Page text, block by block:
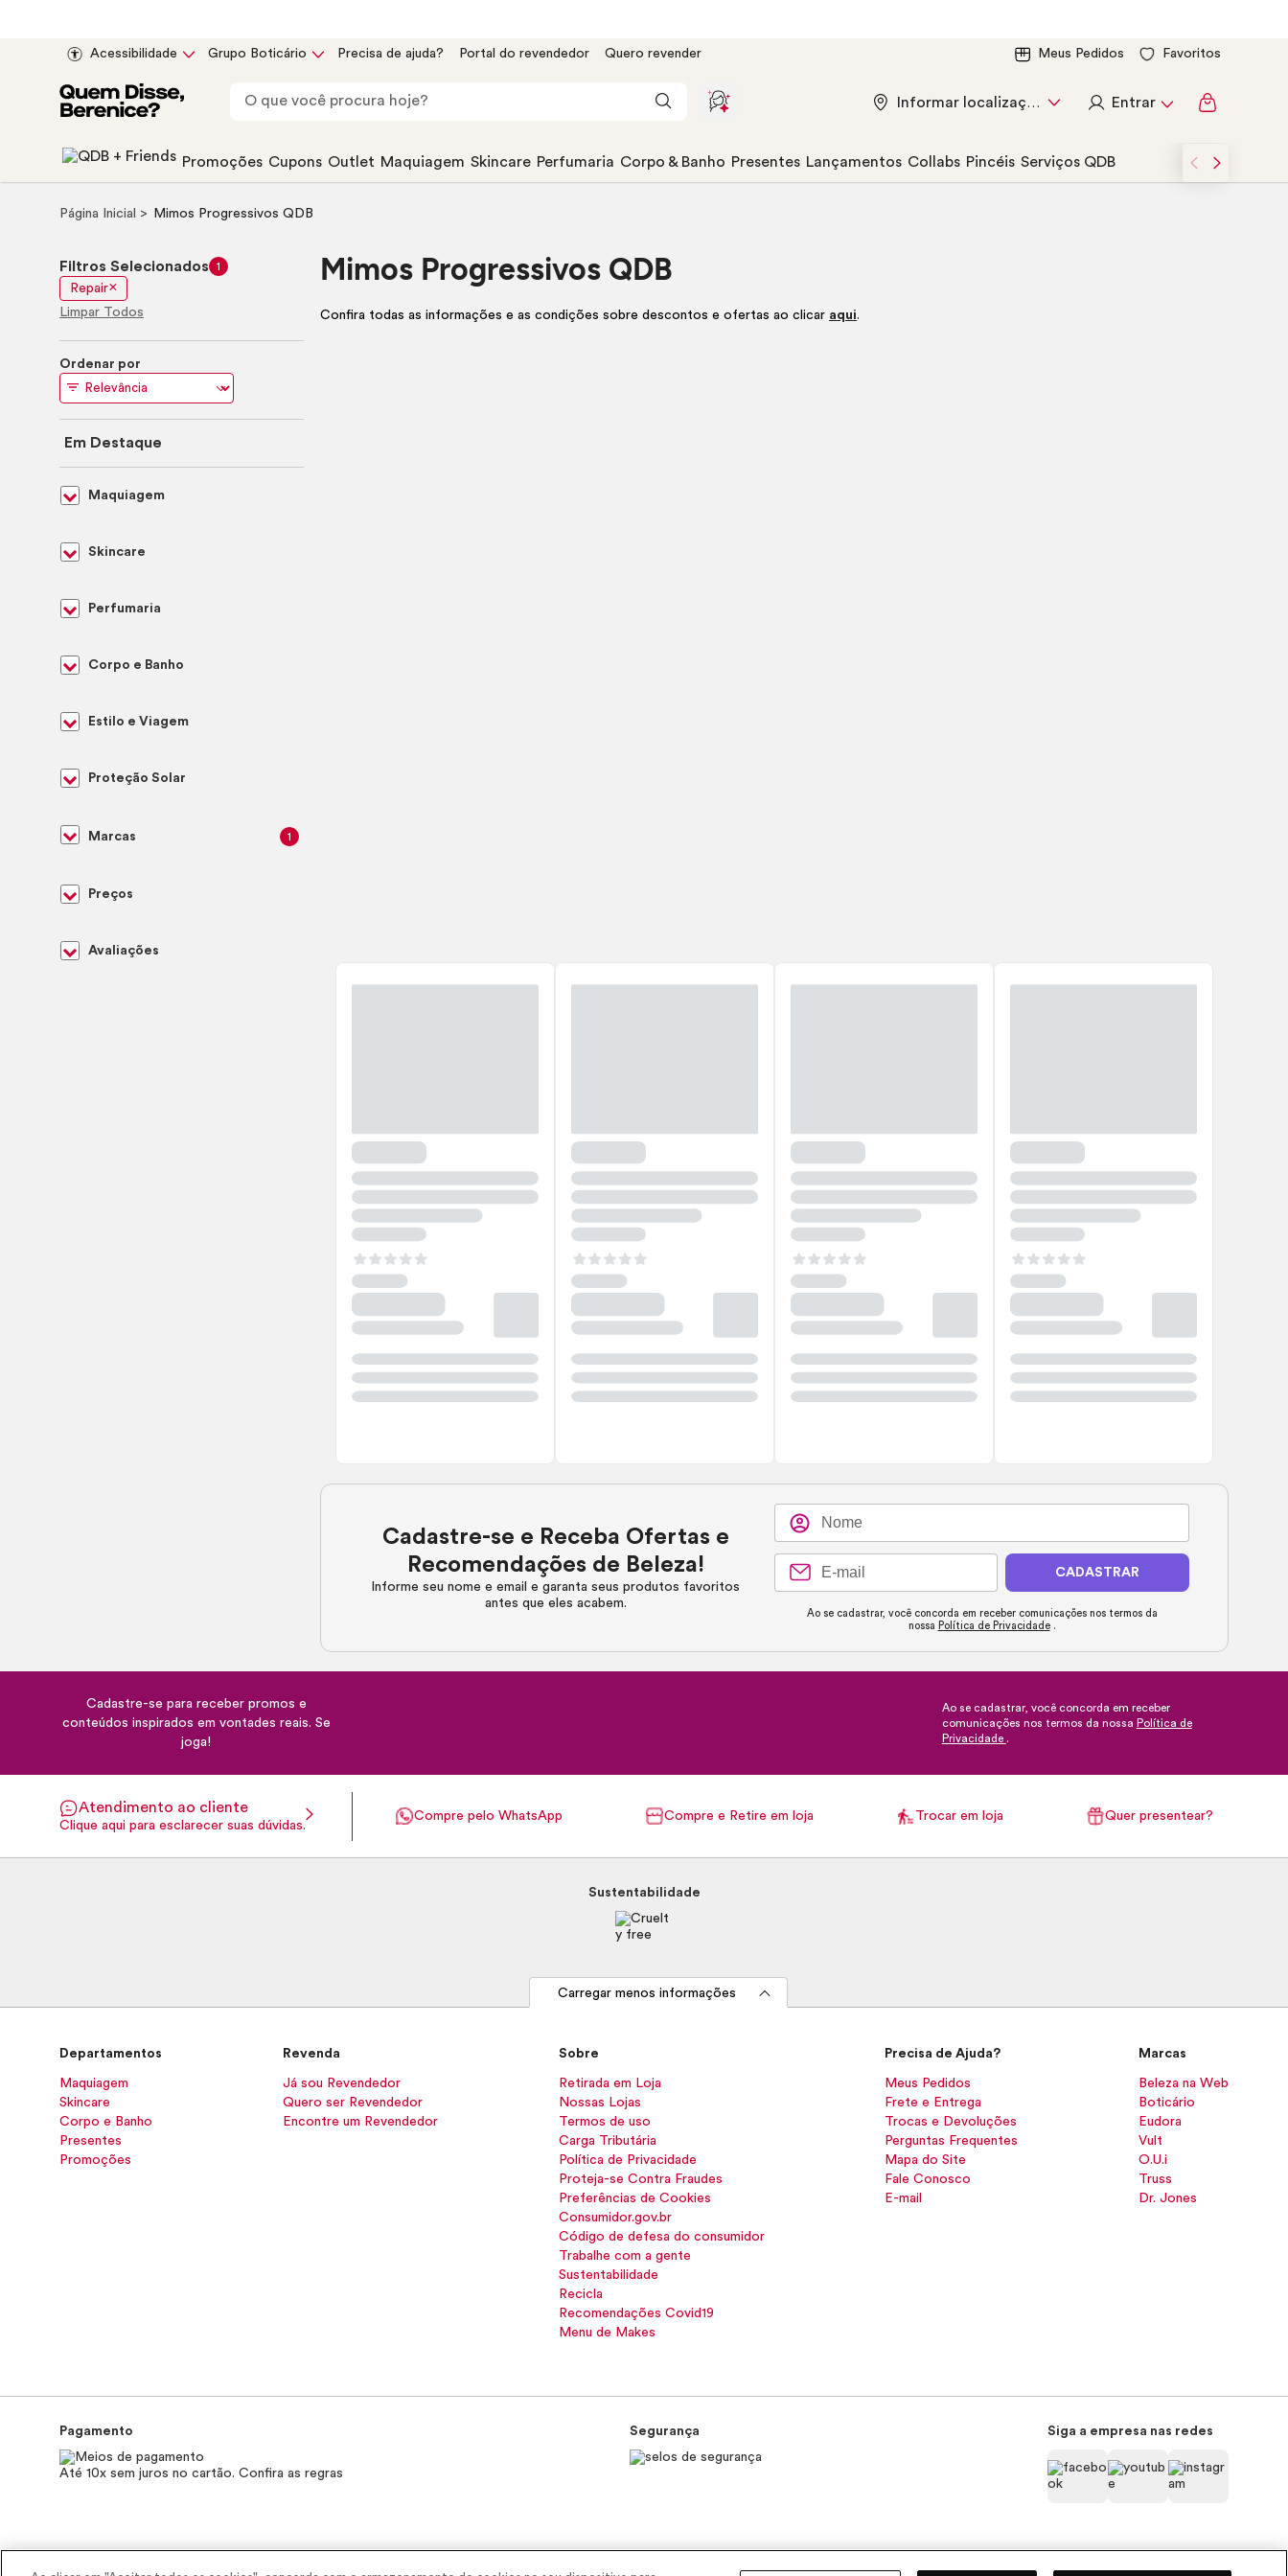
Acessibilidade Grupo Boticário Precisa de ajuda? Portal do revendedor Quero revender Meus Pedidos Favoritos
Informar localização Entrar
Promoções Cupons Outlet Maquiagem Skincare Perfumaria Corpo & Banho Presentes Lançamentos Collabs Pincéis Serviços QDB
Página Inicial Mimos Progressivos QDB
Mimos Progressivos QDB
Confira todas as informações e as condições sobre descontos e ofertas ao clicar aqui.
Cadastre-se e Receba Ofertas e
Recomendações de Beleza!
Informe seu nome e email e garanta seus produtos favoritos
antes que eles acabem.
CADASTRAR
Ao se cadastrar, você concorda em receber comunicações nos termos da
nossa Política de Privacidade.
Filtros Selecionados 1
Repair
Limpar Todos
Ordenar por
Em Destaque
Maquiagem
Skincare
Perfumaria
Corpo e Banho
Estilo e Viagem
Proteção Solar
Marcas 1
Preços
Avaliações
Cadastre-se para receber promos e
conteúdos inspirados em vontades reais. Se
joga!
Ao se cadastrar, você concorda em receber
comunicações nos termos da nossa Política de
Privacidade .
Atendimento ao cliente
Clique aqui para esclarecer suas dúvidas.
Compre pelo WhatsApp Compre e Retire em loja Trocar em loja Quer presentear?
Sustentabilidade
Carregar menos informações
Departamentos
Maquiagem
Skincare
Corpo e Banho
Presentes
Promoções
Revenda
Já sou Revendedor
Quero ser Revendedor
Encontre um Revendedor
Sobre
Retirada em Loja
Nossas Lojas
Termos de uso
Carga Tributária
Política de Privacidade
Proteja-se Contra Fraudes
Preferências de Cookies
Consumidor.gov.br
Código de defesa do consumidor
Trabalhe com a gente
Sustentabilidade
Recicla
Recomendações Covid19
Menu de Makes
Precisa de Ajuda?
Meus Pedidos
Frete e Entrega
Trocas e Devoluções
Perguntas Frequentes
Mapa do Site
Fale Conosco
E-mail
Marcas
Beleza na Web
Boticário
Eudora
Vult
O.U.i
Truss
Dr. Jones
Pagamento
Até 10x sem juros no cartão. Confira as regras
Segurança Siga a empresa nas redes